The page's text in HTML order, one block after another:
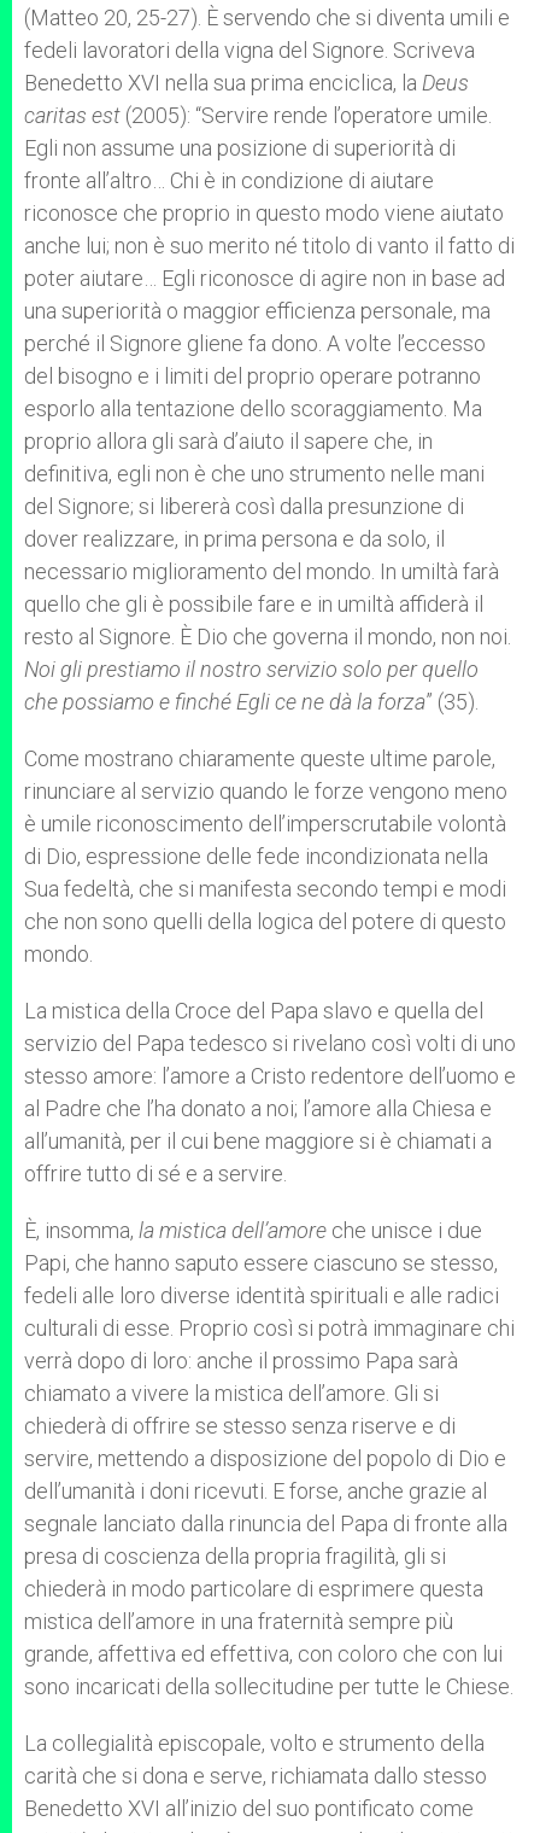
(Matteo 20, 25-27). È servendo che si diventa umili e
fedeli lavoratori della vigna del Signore. Scriveva
Benedetto XVI nella sua prima enciclica, la Deus
caritas est (2005): “Servire rende l’operatore umile.
Egli non assume una posizione di superiorità di
fronte all’altro… Chi è in condizione di aiutare
riconosce che proprio in questo modo viene aiutato
anche lui; non è suo merito né titolo di vanto il fatto di
poter aiutare… Egli riconosce di agire non in base ad
una superiorità o maggior efficienza personale, ma
perché il Signore gliene fa dono. A volte l’eccesso
del bisogno e i limiti del proprio operare potranno
esporlo alla tentazione dello scoraggiamento. Ma
proprio allora gli sarà d’aiuto il sapere che, in
definitiva, egli non è che uno strumento nelle mani
del Signore; si libererà così dalla presunzione di
dover realizzare, in prima persona e da solo, il
necessario miglioramento del mondo. In umiltà farà
quello che gli è possibile fare e in umiltà affiderà il
resto al Signore. È Dio che governa il mondo, non noi.
Noi gli prestiamo il nostro servizio solo per quello
che possiamo e finché Egli ce ne dà la forza” (35).
Come mostrano chiaramente queste ultime parole,
rinunciare al servizio quando le forze vengono meno
è umile riconoscimento dell’imperscrutabile volontà
di Dio, espressione delle fede incondizionata nella
Sua fedeltà, che si manifesta secondo tempi e modi
che non sono quelli della logica del potere di questo
mondo.
La mistica della Croce del Papa slavo e quella del
servizio del Papa tedesco si rivelano così volti di uno
stesso amore: l’amore a Cristo redentore dell’uomo e
al Padre che l’ha donato a noi; l’amore alla Chiesa e
all’umanità, per il cui bene maggiore si è chiamati a
offrire tutto di sé e a servire.
È, insomma, la mistica dell’amore che unisce i due
Papi, che hanno saputo essere ciascuno se stesso,
fedeli alle loro diverse identità spirituali e alle radici
culturali di esse. Proprio così si potrà immaginare chi
verrà dopo di loro: anche il prossimo Papa sarà
chiamato a vivere la mistica dell’amore. Gli si
chiederà di offrire se stesso senza riserve e di
servire, mettendo a disposizione del popolo di Dio e
dell’umanità i doni ricevuti. E forse, anche grazie al
segnale lanciato dalla rinuncia del Papa di fronte alla
presa di coscienza della propria fragilità, gli si
chiederà in modo particolare di esprimere questa
mistica dell’amore in una fraternità sempre più
grande, affettiva ed effettiva, con coloro che con lui
sono incaricati della sollecitudine per tutte le Chiese.
La collegialità episcopale, volto e strumento della
carità che si dona e serve, richiamata dallo stesso
Benedetto XVI all’inizio del suo pontificato come